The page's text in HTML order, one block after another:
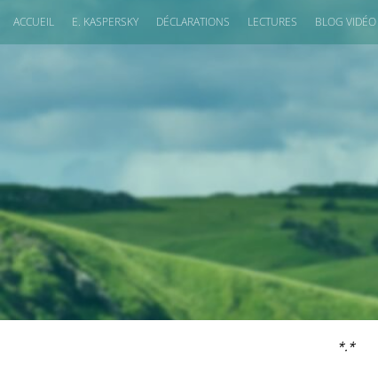
ACCUEIL E. KASPERSKY DÉCLARATIONS LECTURES BLOG VIDÉO
*.*